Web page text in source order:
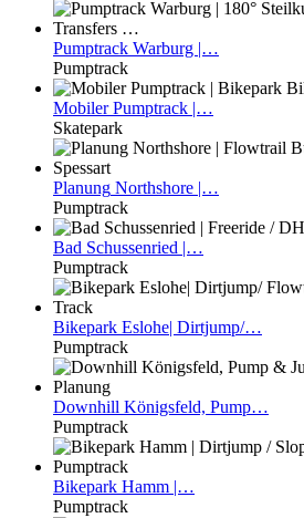
Pumptrack Warburg |…
Pumptrack
MobilerPumptrack |…
Skatepark
Planung Northshore |…
Pumptrack
Bad Schussenried |…
Pumptrack
Bikepark Eslohe| Dirtjump/…
Pumptrack
Downhill Königsfeld, Pump…
Pumptrack
Bikepark Hamm |…
Pumptrack